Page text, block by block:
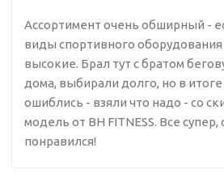
Ассортимент очень обширный -
виды спортивного
высокие. Брал тут с братом
дома, выбирали долго, но в
ошиблись - взяли что надо - со
модель от BH FITNESS. Все супер,
понравился!